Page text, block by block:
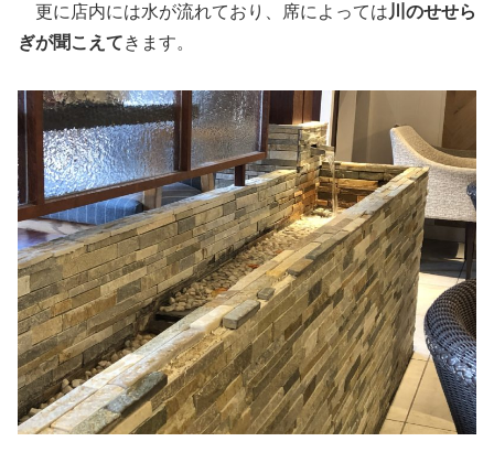
更に店内には水が流れており、席によっては 川のせせら
ぎが聞こえてきます。